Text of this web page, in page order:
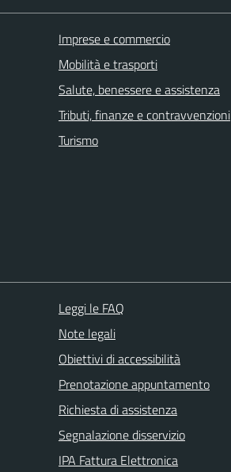
Imprese e commercio
Mobilità e trasporti
Salute, benessere e assistenza
Tributi, finanze e contravvenzioni
Turismo
Leggi le FAQ
Note legali
Obiettivi di accessibilità
Prenotazione appuntamento
Richiesta di assistenza
Segnalazione disservizio
IPA Fattura Elettronica